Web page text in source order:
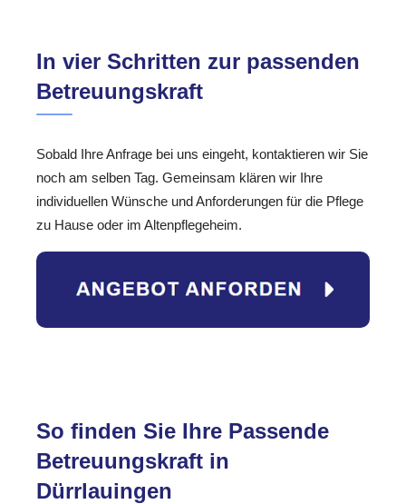
In vier Schritten zur passenden
Betreuungskraft
Sobald Ihre Anfrage bei uns eingeht, kontaktieren wir Sie
noch am selben Tag. Gemeinsam klären wir Ihre
individuellen Wünsche und Anforderungen für die Pflege
zu Hause oder im Altenpflegeheim.
So finden Sie Ihre Passende
Betreuungskraft in
Dürrlauingen